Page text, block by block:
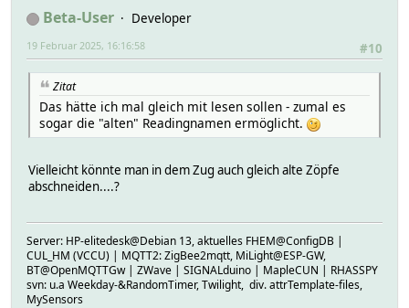
Beta-User
Developer
#10
19 Februar 2025, 16:16:58
Zitat
Das hätte ich mal gleich mit lesen sollen - zumal es
sogar die "alten" Readingnamen ermöglicht.
Vielleicht könnte man in dem Zug auch gleich alte Zöpfe
abschneiden....?
Server: HP-elitedesk@Debian 13, aktuelles FHEM@ConfigDB |
CUL_HM (VCCU) | MQTT2: ZigBee2mqtt, MiLight@ESP-GW,
BT@OpenMQTTGw | ZWave | SIGNALduino | MapleCUN | RHASSPY
svn: u.a Weekday-&RandomTimer, Twilight, div. attrTemplate-files,
MySensors